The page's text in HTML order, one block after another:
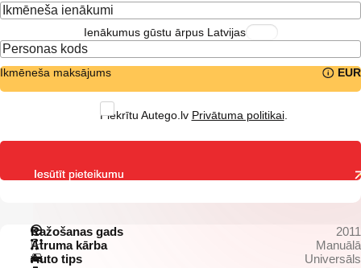
Ienākumus gūstu ārpus Latvijas
Ikmēneša maksājums EUR
Piekrītu Autego.lv Privātuma politikai.
Ražošanas gads
2011
Ātruma kārba
Manuālā
Auto tips
Universāls